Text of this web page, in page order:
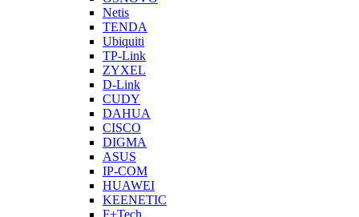
Netis
TENDA
Ubiquiti
TP-Link
ZYXEL
D-Link
CUDY
DAHUA
CISCO
DIGMA
ASUS
IP-COM
HUAWEI
KEENETIC